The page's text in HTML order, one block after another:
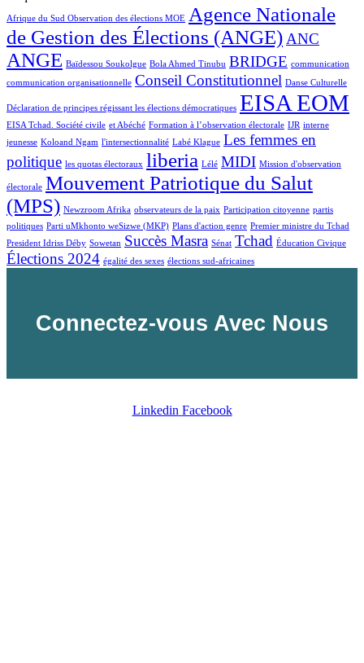
Afrique du Sud Observation des élections MOE Agence Nationale
de Gestion des Élections (ANGE)ANC
ANGE Baïdessou Soukolgue Bola Ahmed Tinubu BRIDGE communication
communication organisationnelle Conseil Constitutionnel Danse Culturelle
Déclaration de principes régissant les élections démocratiques EISA EOM
EISA Tchad. Société civile et Abéché Formation à l’observation électorale IJR interne
jeunesse Koloand Ngam l'intersectionnalité Labé Klague Les femmes en
politique les quotas électoraux liberia Lélé MIDI Mission d'observation
électorale Mouvement Patriotique du Salut
(MPS) Newzroom Afrika observateurs de la paix Participation citoyenne partis
politiques Parti uMkhonto weSizwe (MKP) Plans d'action genre Premier ministre du Tchad
President Idriss Déby Sowetan Succès Masra Sénat Tchad Éducation Civique
Élections 2024 égalité des sexes élections sud-africaines
Connectez-vous Avec Nous
Linkedin Facebook